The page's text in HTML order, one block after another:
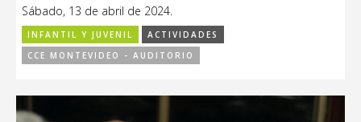
Sábado, 13 de abril de 2024.
INFANTIL Y JUVENIL
ACTIVIDADES
CCE MONTEVIDEO - AUDITORIO